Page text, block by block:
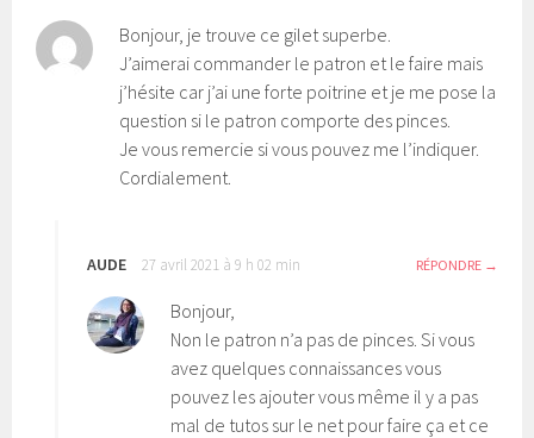
Bonjour, je trouve ce gilet superbe.
J’aimerai commander le patron et le faire mais
j’hésite car j’ai une forte poitrine et je me pose la
question si le patron comporte des pinces.
Je vous remercie si vous pouvez me l’indiquer.
Cordialement.
AUDE 27 avril 2021 à 9 h 02 min RÉPONDRE
Bonjour,
Non le patron n’a pas de pinces. Si vous
avez quelques connaissances vous
pouvez les ajouter vous même il y a pas
mal de tutos sur le net pour faire ça et ce